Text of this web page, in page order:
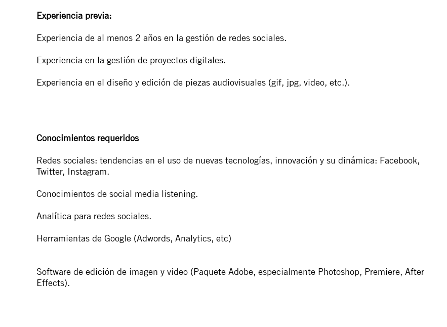
Experiencia previa:
Experiencia de al menos 2 años en la gestión de redes sociales.
Experiencia en la gestión de proyectos digitales.
Experiencia en el diseño y edición de piezas audiovisuales (gif, jpg, video, etc.).
Conocimientos requeridos
Redes sociales: tendencias en el uso de nuevas tecnologías, innovación y su dinámica: Facebook,
Twitter, Instagram.
Conocimientos de social media listening.
Analítica para redes sociales.
Herramientas de Google (Adwords, Analytics, etc)
Software de edición de imagen y video (Paquete Adobe, especialmente Photoshop, Premiere, After
Effects).